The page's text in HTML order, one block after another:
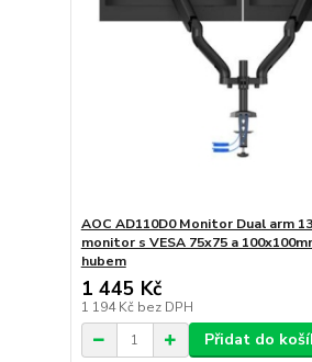
AOC AD110D0 Monitor Dual arm
monitor s VESA 75x75 a
hubem
1 445 Kč
1 194 Kč bez DPH
Přidat do